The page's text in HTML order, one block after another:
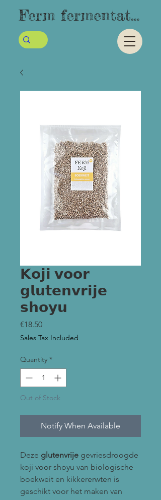
Ferm fermentatie
𝗞𝗼𝗷𝗶 𝘃𝗼𝗼𝗿
𝗴𝗹𝘂𝘁𝗲𝗻𝘃𝗿𝗶𝗷𝗲
𝘀𝗵𝗼𝘆𝘂
€18.50Price
Sales Tax Included
Quantity *
Out of Stock
Notify When Available
Deze glutenvrije gevriesdroogde
koji voor shoyu van biologische
boekweit en kikkererwten is
geschikt voor het maken van